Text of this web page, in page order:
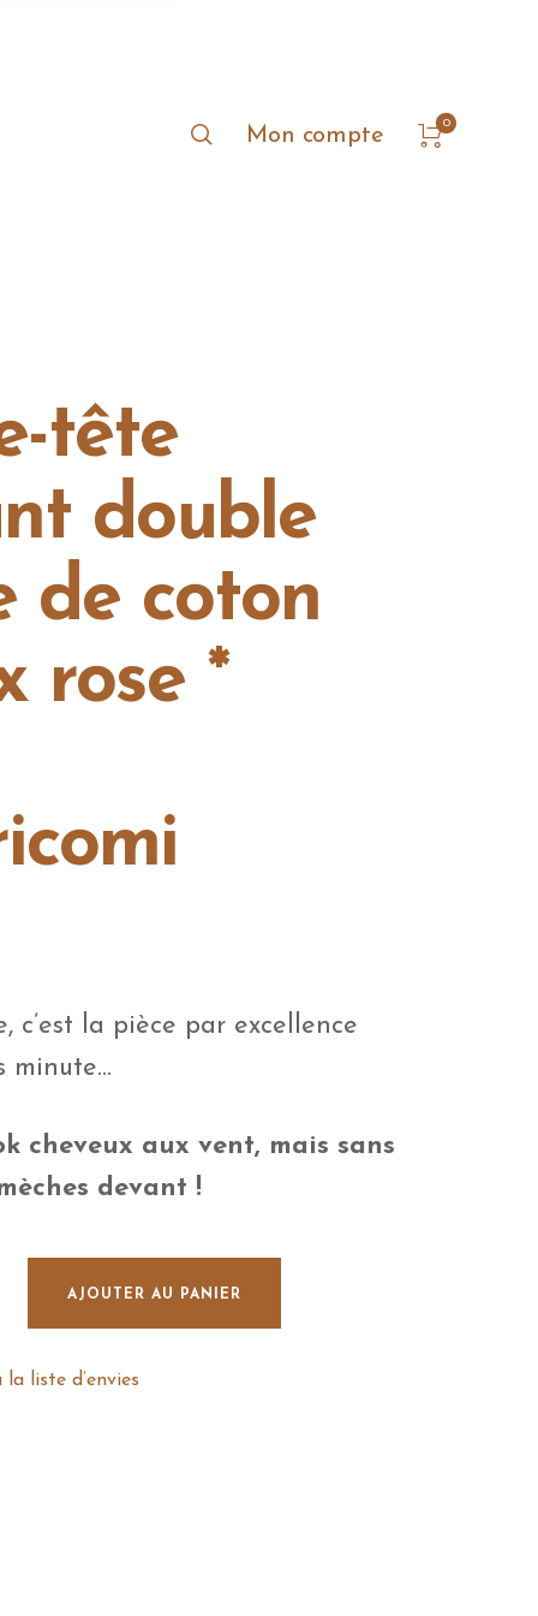
Mon compte
0
tête
double
de coton
rose *
c’est la pièce par excellence
minute…
cheveux aux vent, mais sans
devant !
tête enfant double gaze de coton vieux rose * Bc x
AJOUTER AU PANIER
liste d’envies